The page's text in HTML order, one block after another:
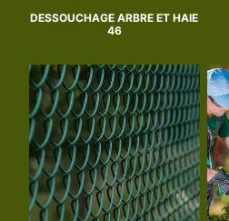
DESSOUCHAGE ARBRE ET HAIE
46